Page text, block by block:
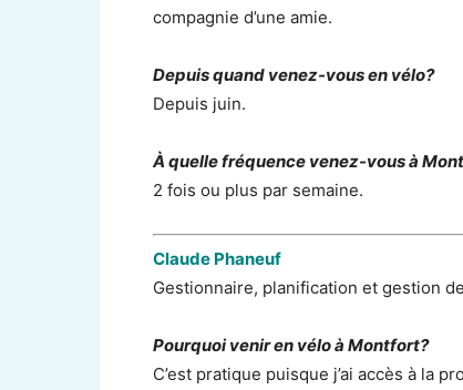
compagnie d’une amie.
Depuis quand venez-vous en vélo?
Depuis juin.
À quelle fréquence venez-vous à
2 fois ou plus par semaine.
Claude Phaneuf
Gestionnaire, planification et gestion
Pourquoi venir en vélo à Montfort?
C’est pratique puisque j’ai accès à la